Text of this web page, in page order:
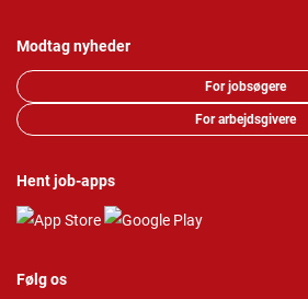
Modtag nyheder
For jobsøgere
For arbejdsgivere
Hent job-apps
Følg os